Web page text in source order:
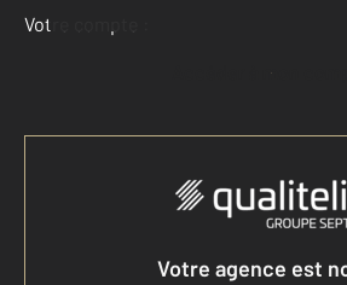
Votre compte :
Accéder à mon
Votre agence est